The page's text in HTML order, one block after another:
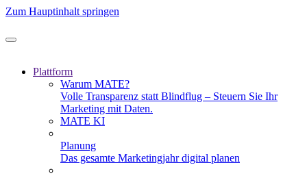
Zum Hauptinhalt springen
Plattform
Warum MATE?
Volle Transparenz statt Blindflug – Steuern Sie Ihr
Marketing mit Daten.
MATE KI
Planung
Das gesamte Marketingjahr digital planen